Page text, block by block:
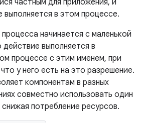
частным для приложения, и
выполняется в этом процессе.
начинается с маленькой
действие выполняется в
процессе с этим именем, при
у него есть на это разрешение.
компонентам в разных
совместно использовать один
потребление ресурсов.